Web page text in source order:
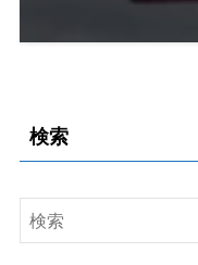
検索